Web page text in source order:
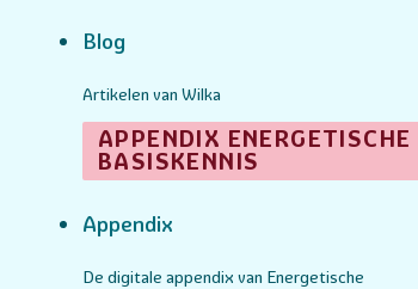
Blog
Artikelen van Wilka
APPENDIX ENERGETISCHE
BASISKENNIS
Appendix
De digitale appendix van Energetische